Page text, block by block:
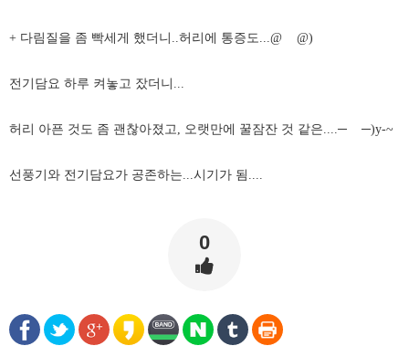
+ 다림질을 좀 빡세게 했더니..허리에 통증도...@ @)
전기담요 하루 켜놓고 잤더니...
허리 아픈 것도 좀 괜찮아졌고, 오랫만에 꿀잠잔 것 같은....─ ─)y-~
선풍기와 전기담요가 공존하는...시기가 됨....
0